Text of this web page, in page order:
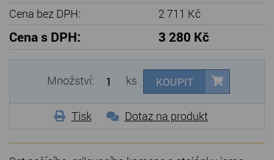
Cena bez DPH:
2 711 Kč
Cena s DPH: 3 280 Kč
Množství: ks KOUPIT
Tisk Dotaz na produkt